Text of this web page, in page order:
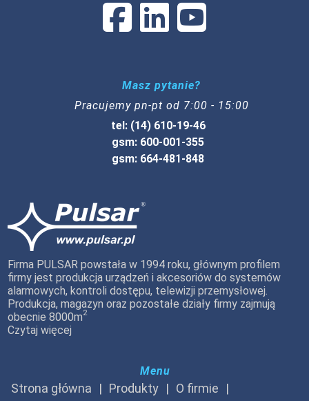
Masz pytanie?
Pracujemy pn-pt od 7:00 - 15:00
tel: (14) 610-19-46
gsm: 600-001-355
gsm: 664-481-848
Firma PULSAR powstała w 1994 roku, głównym profilem
firmy jest produkcja urządzeń i akcesoriów do systemów
alarmowych, kontroli dostępu, telewizji przemysłowej.
Produkcja, magazyn oraz pozostałe działy firmy zajmują
obecnie 8000m2
Czytaj więcej
Menu
Strona główna Produkty
O firmie